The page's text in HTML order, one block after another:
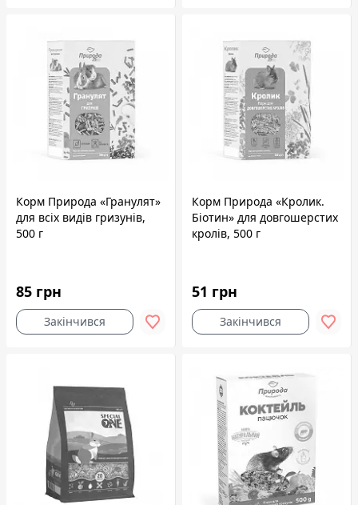
Корм Природа «Гранулят»
для всіх видів гризунів,
500 г
85 грн
Закінчився
Корм Природа «Кролик.
Біотин» для довгошерстих
кролів, 500 г
51 грн
Закінчився